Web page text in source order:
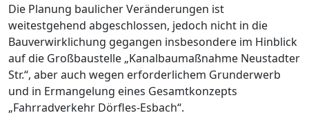
Die Planung baulicher Veränderungen ist
weitestgehend abgeschlossen, jedoch nicht in die
Bauverwirklichung gegangen insbesondere im Hinblick
auf die Großbaustelle „Kanalbaumaßnahme Neustadter
Str.“, aber auch wegen erforderlichem Grunderwerb
und in Ermangelung eines Gesamtkonzepts
„Fahrradverkehr Dörfles-Esbach“.